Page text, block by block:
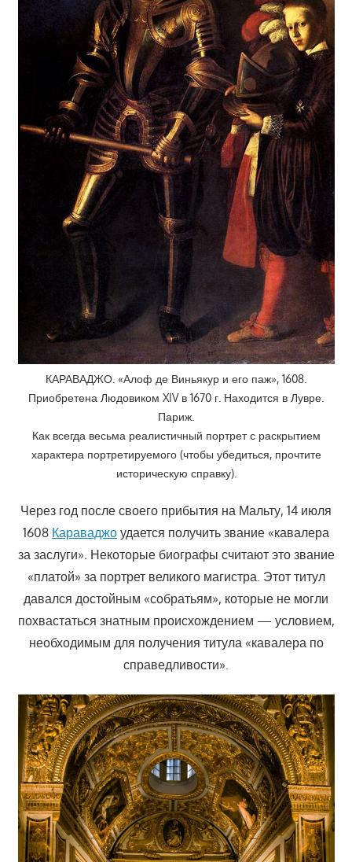
КАРАВАДЖО. «Алоф де Виньякур и его паж», 1608.
Приобретена Людовиком XIV в 1670 г. Находится в Лувре.
Париж.
Как всегда весьма реалистичный портрет с раскрытием
характера портретируемого (чтобы убедиться, прочтите
историческую справку).
Через год после своего прибытия на Мальту, 14 июля
1608 Караваджо удается получить звание «кавалера
за заслуги». Некоторые биографы считают это звание
«платой» за портрет великого магистра. Этот титул
давался достойным «собратьям», которые не могли
похвастаться знатным происхождением — условием,
необходимым для получения титула «кавалера по
справедливости».